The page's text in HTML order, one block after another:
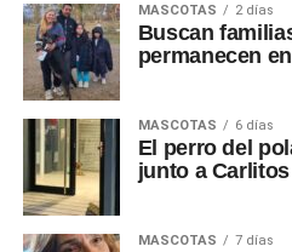
MASCOTAS 2 días
Buscan
permanecen
MASCOTAS 6 días
El perro del
junto a
MASCOTAS 7 días